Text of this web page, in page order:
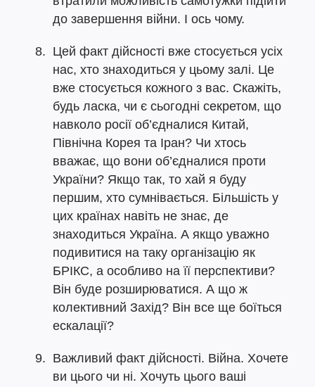
до завершення війни. І ось чому.
Цей факт дійсності вже стосується усіх
нас, хто знаходиться у цьому залі. Це
вже стосується кожного з вас. Скажіть,
будь ласка, чи є сьогодні секретом, що
навколо росії об’єдналися Китай,
Північна Корея та Іран? Чи хтось
вважає, що вони об’єдналися проти
України? Якщо так, то хай я буду
першим, хто сумнівається. Більшість у
цих країнах навіть не знає, де
знаходиться Україна. А якщо уважно
подивитися на таку організацію як
БРІКС, а особливо на її перспективи?
Він буде розширюватися. А що ж
колективний Захід? Він все ще боїться
ескалації?
Важливий факт дійсності. Війна. Хочете
ви цього чи ні. Хочуть цього ваші